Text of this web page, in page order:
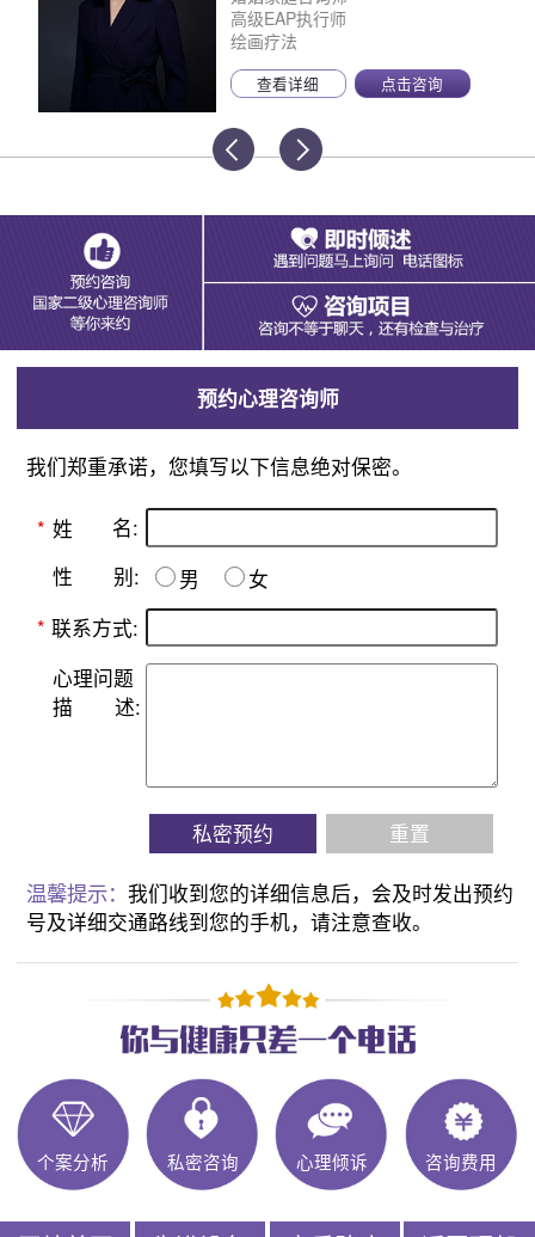
高级EAP执行师
绘画疗法
查看详细 点击咨询
预约心理咨询师
我们郑重承诺，您填写以下信息绝对保密。
* 姓 名:
性 别: 男
女
* 联系方式:
心理问题
描
述:
私密预约 重置
温馨提示：我们收到您的详细信息后，会及时发出预约
号及详细交通路线到您的手机，请注意查收。
个案分析 私密咨询 心理倾诉 咨询费用